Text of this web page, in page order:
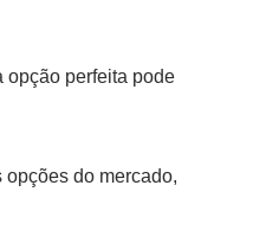
opção perfeita pode
do mercado,